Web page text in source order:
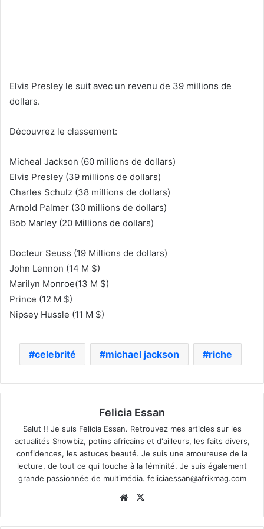
Elvis Presley le suit avec un revenu de 39 millions de
dollars.
Découvrez le classement:
Micheal Jackson (60 millions de dollars)
Elvis Presley (39 millions de dollars)
Charles Schulz (38 millions de dollars)
Arnold Palmer (30 millions de dollars)
Bob Marley (20 Millions de dollars)
Docteur Seuss (19 Millions de dollars)
John Lennon (14 M $)
Marilyn Monroe(13 M $)
Prince (12 M $)
Nipsey Hussle (11 M $)
celebrité michael jackson riche
Felicia Essan
Salut !! Je suis Felicia Essan. Retrouvez mes articles sur les
actualités Showbiz, potins africains et d'ailleurs, les faits divers,
confidences, les astuces beauté. Je suis une amoureuse de la
lecture, de tout ce qui touche à la féminité. Je suis également
grande passionnée de multimédia. feliciaessan@afrikmag.com
Website